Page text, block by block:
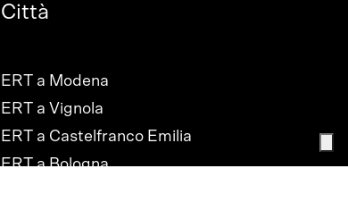
Città
ERT a Modena
ERT a Vignola
ERT a Castelfranco Emilia
ERT a Bologna